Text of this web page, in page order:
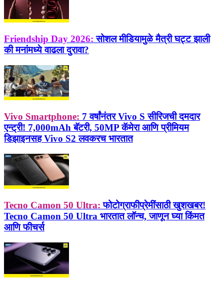
Friendship Day 2026: सोशल मीडियामुळे मैत्री घट्ट झाली
की मनांमध्ये वाढला दुरावा?
Vivo Smartphone: 7 वर्षांनंतर Vivo S सीरिजची दमदार
एन्ट्री! 7,000mAh बॅटरी, 50MP कॅमेरा आणि प्रीमियम
डिझाइनसह Vivo S2 लवकरच भारतात
Tecno Camon 50 Ultra: फोटोग्राफीप्रेमींसाठी खुशखबर!
Tecno Camon 50 Ultra भारतात लॉन्च, जाणून घ्या किंमत
आणि फीचर्स